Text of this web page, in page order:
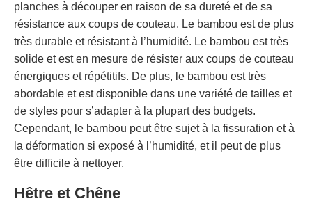
planches à découper en raison de sa dureté et de sa
résistance aux coups de couteau. Le bambou est de plus
très durable et résistant à l’humidité. Le bambou est très
solide et est en mesure de résister aux coups de couteau
énergiques et répétitifs. De plus, le bambou est très
abordable et est disponible dans une variété de tailles et
de styles pour s’adapter à la plupart des budgets.
Cependant, le bambou peut être sujet à la fissuration et à
la déformation si exposé à l’humidité, et il peut de plus
être difficile à nettoyer.
Hêtre et Chêne